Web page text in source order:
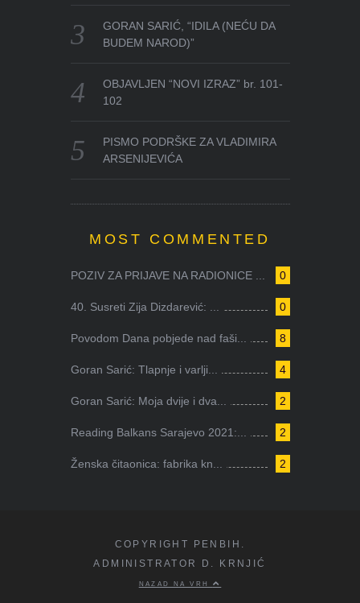
GORAN SARIĆ, “IDILA (NEĆU DA
BUDEM NAROD)”
OBJAVLJEN “NOVI IZRAZ” br. 101-
102
PISMO PODRŠKE ZA VLADIMIRA
ARSENIJEVIĆA
MOST COMMENTED
0
POZIV ZA PRIJAVE NA RADIONICE ...
0
40. Susreti Zija Dizdarević: ...
8
Povodom Dana pobjede nad faši...
4
Goran Sarić: Tlapnje i varlji...
2
Goran Sarić: Moja dvije i dva...
2
Reading Balkans Sarajevo 2021:...
2
Ženska čitaonica: fabrika kn...
COPYRIGHT PENBIH.
ADMINISTRATOR D. KRNJIĆ
NAZAD NA VRH